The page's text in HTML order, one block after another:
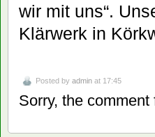
wir mit uns“.
Klärwerk in
Posted by admin at 17:45
Sorry, the